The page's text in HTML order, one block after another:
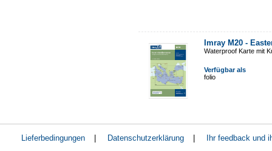
Imray M20 -
Waterproof Karte mit
Verfügbar als
folio
Lieferbedingungen Datenschutzerklärung
Ihr feedback und